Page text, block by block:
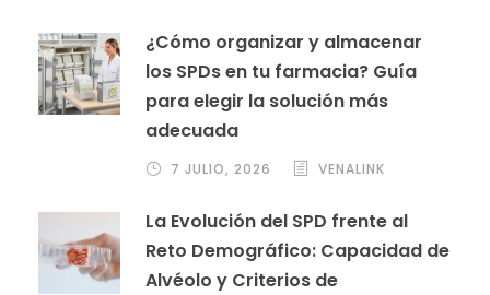
¿Cómo organizar y almacenar
los SPDs en tu farmacia? Guía
para elegir la solución más
adecuada
7 JULIO, 2026 VENALINK
La Evolución del SPD frente al
Reto Demográfico: Capacidad de
Alvéolo y Criterios de